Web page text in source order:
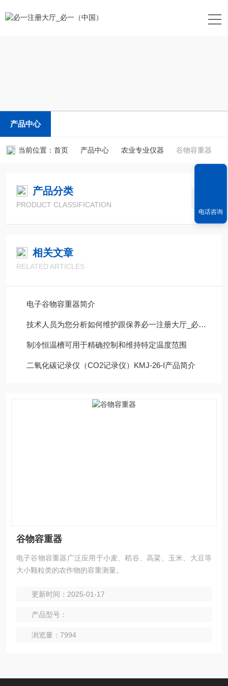
产品中心
当前位置： 首页 产品中心 农业专业仪器 谷物容重器
产品分类
PRODUCT CLASSIFICATION
相关文章
RELATED ARTICLES
电子谷物容重器简介
技术人员为您分析如何维护跟保养必一注册大厅_必一（中国）
制冷恒温槽可用于精确控制和维持特定温度范围
二氧化碳记录仪（CO2记录仪）KMJ-26-I产品简介
谷物容重器
电子谷物容重器广泛应用于小麦、稻谷、高粱、玉米、大豆等
大小颗粒类的农作物的容重测量。
更新时间：2025-01-17
产品型号：
浏览量：7994
电话咨询